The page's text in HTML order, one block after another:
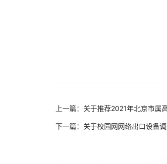
上一篇： 关于推荐2021年北京市属
下一篇： 关于校园网网络出口设备